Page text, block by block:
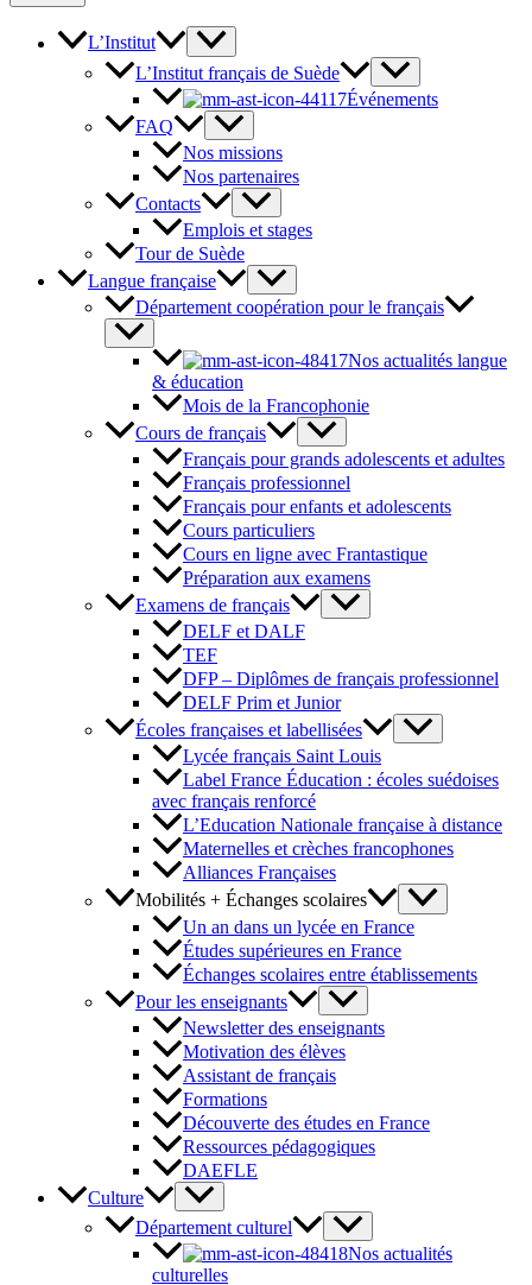
L’Institut
L’Institut français de Suède
Événements
FAQ
Nos missions
Nos partenaires
Contacts
Emplois et stages
Tour de Suède
Langue française
Département coopération pour le français
Nos actualités langue
& éducation
Mois de la Francophonie
Cours de français
Français pour grands adolescents et adultes
Français professionnel
Français pour enfants et adolescents
Cours particuliers
Cours en ligne avec Frantastique
Préparation aux examens
Examens de français
DELF et DALF
TEF
DFP – Diplômes de français professionnel
DELF Prim et Junior
Écoles françaises et labellisées
Lycée français Saint Louis
Label France Éducation : écoles suédoises
avec français renforcé
L’Education Nationale française à distance
Maternelles et crèches francophones
Alliances Françaises
Mobilités + Échanges scolaires
Un an dans un lycée en France
Études supérieures en France
Échanges scolaires entre établissements
Pour les enseignants
Newsletter des enseignants
Motivation des élèves
Assistant de français
Formations
Découverte des études en France
Ressources pédagogiques
DAEFLE
Culture
Département culturel
Nos actualités
culturelles